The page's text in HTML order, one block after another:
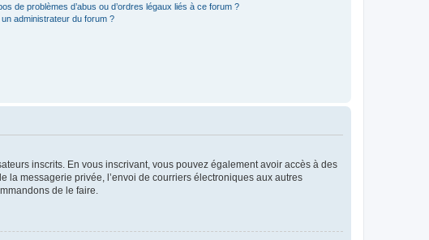
de problèmes d’abus ou d’ordres légaux liés à ce forum ?
administrateur du forum ?
inscrits. En vous inscrivant, vous pouvez également avoir accès à des
la messagerie privée, l’envoi de courriers électroniques aux autres
de le faire.